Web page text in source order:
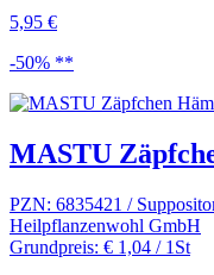
5,95 €
-50% **
MASTU
PZN: 6835421 /
Heilpflanzenwohl GmbH
Grundpreis: € 1,04 / 1St